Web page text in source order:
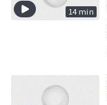
14 min